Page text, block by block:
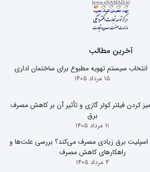
آخرین مطالب
انتخاب سیستم تهویه مطبوع برای ساختمان اداری
15 مرداد 1405
کردن فیلتر کولر گازی و تأثیر آن بر کاهش مصرف
برق
11 مرداد 1405
اسپلیت برق زیادی مصرف می‌کند؟ بررسی علت‌ها و
راهکارهای کاهش مصرف
4 مرداد 1405